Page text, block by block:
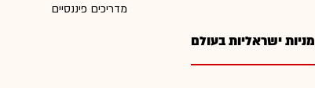
מניות ישראליות בעולם
מדריכים פיננסיים